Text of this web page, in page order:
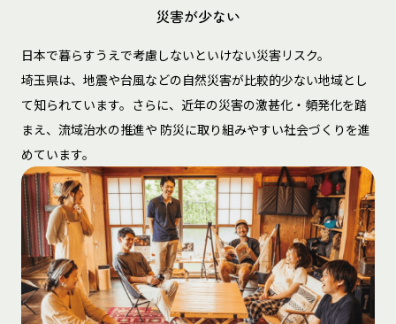
災害が少ない
日本で暮らすうえで考慮しないといけない災害リスク。
埼玉県は、地震や台風などの自然災害が比較的少ない地域とし
て知られています。さらに、近年の災害の激甚化・頻発化を踏
まえ、流域治水の推進や 防災に取り組みやすい社会づくりを進
めています。